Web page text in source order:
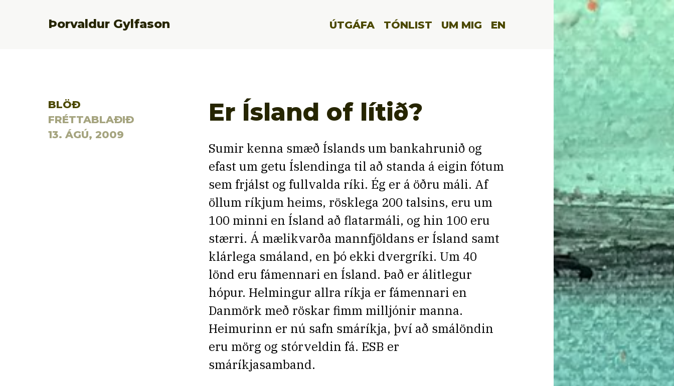
Þorvaldur Gylfason ÚTGÁFA TÓNLIST UM MIG EN
BLÖÐ
FRÉTTABLAÐIÐ
13. ÁGÚ, 2009
Er Ísland of lítið?
Sumir kenna smæð Íslands um bankahrunið og
efast um getu Íslendinga til að standa á eigin fótum
sem frjálst og fullvalda ríki. Ég er á öðru máli. Af
öllum ríkjum heims, rösklega 200 talsins, eru um
100 minni en Ísland að flatarmáli, og hin 100 eru
stærri. Á mælikvarða mannfjöldans er Ísland samt
klárlega smáland, en þó ekki dvergríki. Um 40
lönd eru fámennari en Ísland. Það er álitlegur
hópur. Helmingur allra ríkja er fámennari en
Danmörk með röskar fimm milljónir manna.
Heimurinn er nú safn smáríkja, því að smálöndin
eru mörg og stórveldin fá. ESB er
smáríkjasamband.